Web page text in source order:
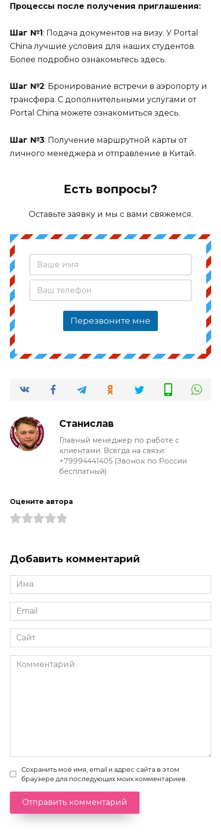
Процессы после получения приглашения:
Шаг №1: Подача документов на визу. У Portal
China лучшие условия для наших студентов.
Более подробно ознакомьтесь здесь.
Шаг №2: Бронирование встречи в аэропорту и
трансфера. С дополнительными услугами от
Portal China можете ознакомиться здесь.
Шаг №3: Получение маршрутной карты от
личного менеджера и отправление в Китай.
Есть вопросы?
Оставьте заявку и мы с вами свяжемся.
В
ш
ш
о
Перезвоните мне
Станислав
Главный менеджер по работе с
клиентами. Всегда на связи:
+79994441405 (Звонок по России
бесплатный)
Оцените автора
Добавить комментарий
Имя
*
Email
*
Сайт
Комментарий
Сохранить моё имя, email и адрес сайта в этом
браузере для последующих моих комментариев.